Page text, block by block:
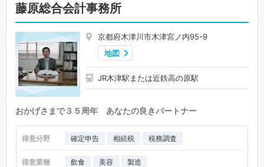
藤原総合会計事務所
京都府木津川市木津宮ノ内95-9
地図
JR木津駅または近鉄高の原駅
おかげさまで３５周年 あなたの良きパートナー
得意分野 確定申告 相続税 税務調査
得意業種 飲食 美容 製造